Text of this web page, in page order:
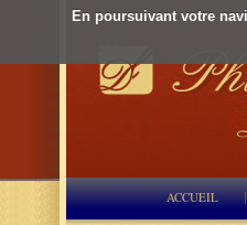
En poursuivant votre
ACCUEIL